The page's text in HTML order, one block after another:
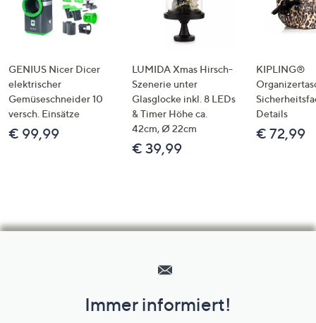
GENIUS Nicer Dicer
elektrischer
Gemüseschneider 10
versch. Einsätze
€ 99,99
LUMIDA Xmas Hirsch-
Szenerie unter
Glasglocke inkl. 8 LEDs
& Timer Höhe ca.
42cm, Ø 22cm
€ 39,99
KIPLING®
Details
€ 72,99
Unternehmensinformationen
Immer informiert!